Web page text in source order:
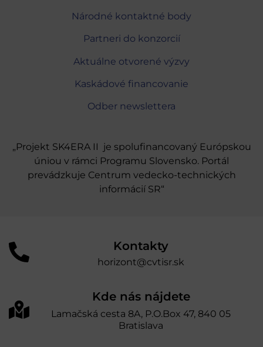
Národné kontaktné body
Partneri do konzorcií
Aktuálne otvorené výzvy
Kaskádové financovanie
Odber newslettera
„Projekt SK4ERA II je spolufinancovaný Európskou
úniou v rámci Programu Slovensko. Portál
prevádzkuje Centrum vedecko-technických
informácií SR“
Kontakty
horizont@cvtisr.sk
Kde nás nájdete
Lamačská cesta 8A, P.O.Box 47, 840 05
Bratislava